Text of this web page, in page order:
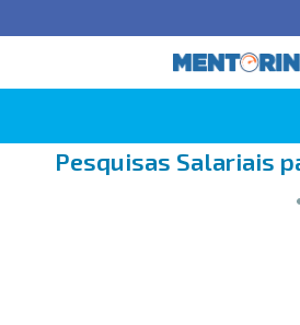
Pesquisas Salariais